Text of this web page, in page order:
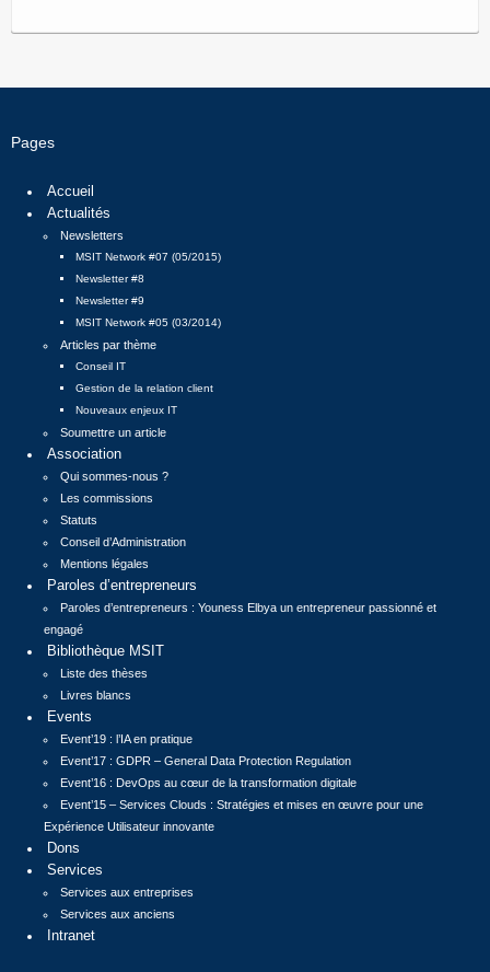
Pages
Accueil
Actualités
Newsletters
MSIT Network #07 (05/2015)
Newsletter #8
Newsletter #9
MSIT Network #05 (03/2014)
Articles par thème
Conseil IT
Gestion de la relation client
Nouveaux enjeux IT
Soumettre un article
Association
Qui sommes-nous ?
Les commissions
Statuts
Conseil d’Administration
Mentions légales
Paroles d’entrepreneurs
Paroles d’entrepreneurs : Youness Elbya un entrepreneur passionné et
engagé
Bibliothèque MSIT
Liste des thèses
Livres blancs
Events
Event’19 : l’IA en pratique
Event’17 : GDPR – General Data Protection Regulation
Event’16 : DevOps au cœur de la transformation digitale
Event’15 – Services Clouds : Stratégies et mises en œuvre pour une
Expérience Utilisateur innovante
Dons
Services
Services aux entreprises
Services aux anciens
Intranet